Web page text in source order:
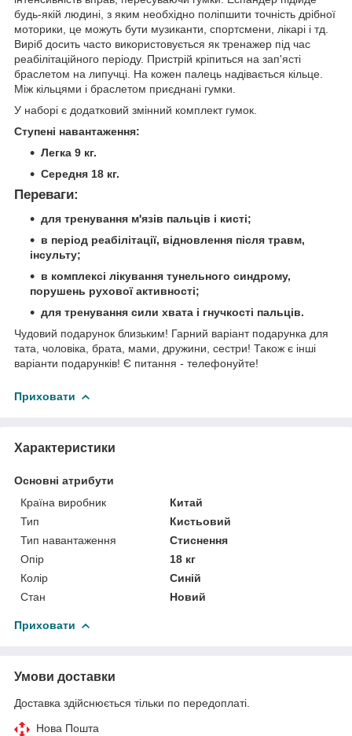
будь-якій людині, з яким необхідно поліпшити точність дрібної
моторики, це можуть бути музиканти, спортсмени, лікарі і тд.
Виріб досить часто використовується як тренажер під час
реабілітаційного періоду. Пристрій кріпиться на зап'ясті
браслетом на липучці. На кожен палець надівається кільце.
Між кільцями і браслетом приєднані гумки.
У наборі є додатковий змінний комплект гумок.
Ступені навантаження:
Легка 9 кг.
Середня 18 кг.
Переваги:
для тренування м'язів пальців і кисті;
в період реабілітації, відновлення після травм,
інсульту;
в комплексі лікування тунельного синдрому,
порушень рухової активності;
для тренування сили хвата і гнучкості пальців.
Чудовий подарунок близьким! Гарний варіант подарунка для
тата, чоловіка, брата, мами, дружини, сестри! Також є інші
варіанти подарунків! Є питання - телефонуйте!
Приховати
Характеристики
Основні атрибути
Країна виробник
Китай
Тип
Кистьовий
Тип навантаження
Стиснення
Опір
18 кг
Колір
Синій
Стан
Новий
Приховати
Умови доставки
Доставка здійснюється тільки по передоплаті.
Нова Пошта